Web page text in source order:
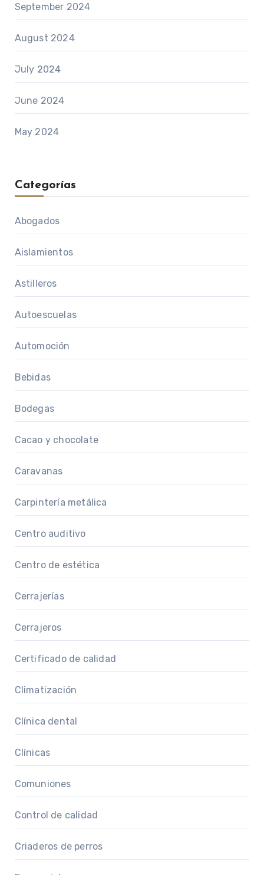
September 2024
August 2024
July 2024
June 2024
May 2024
Categorías
Abogados
Aislamientos
Astilleros
Autoescuelas
Automoción
Bebidas
Bodegas
Cacao y chocolate
Caravanas
Carpintería metálica
Centro auditivo
Centro de estética
Cerrajerías
Cerrajeros
Certificado de calidad
Climatización
Clínica dental
Clínicas
Comuniones
Control de calidad
Criaderos de perros